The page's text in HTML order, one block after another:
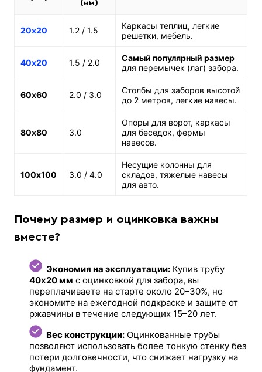
(мм)
20х20 1.2 / 1.5
Каркасы теплиц, легкие
решетки, мебель.
40х20 1.5 / 2.0
Самый популярный размер
для перемычек (лаг) забора.
60х60 2.0 / 3.0
Столбы для заборов высотой
до 2 метров, легкие навесы.
80х80 3.0
Опоры для ворот, каркасы
для беседок, фермы
навесов.
100х100 3.0 / 4.0
Несущие колонны для
складов, тяжелые навесы
для авто.
Почему размер и оцинковка важны
вместе?
Экономия на эксплуатации: Купив трубу
40х20 мм с оцинковкой для забора, вы
переплачиваете на старте около 20–30%, но
экономите на ежегодной подкраске и защите от
ржавчины в течение следующих 15–20 лет.
Вес конструкции: Оцинкованные трубы
позволяют использовать более тонкую стенку без
потери долговечности, что снижает нагрузку на
фундамент.